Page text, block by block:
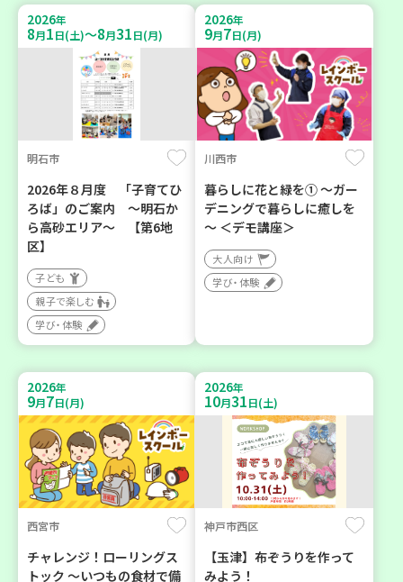
2026年
8月1日(土)～8月31日(月)
明石市
2026年８月度 「子育てひ
ろば」のご案内 ～明石か
ら高砂エリア～ 【第6地
区】
子ども
親子で楽しむ
学び・体験
2026年
9月7日(月)
川西市
暮らしに花と緑を① ～ガー
デニングで暮らしに癒しを
～ ＜デモ講座＞
大人向け
学び・体験
2026年
9月7日(月)
西宮市
チャレンジ！ローリングス
トック ～いつもの食材で備
2026年
10月31日(土)
神戸市西区
【玉津】布ぞうりを作って
みよう！